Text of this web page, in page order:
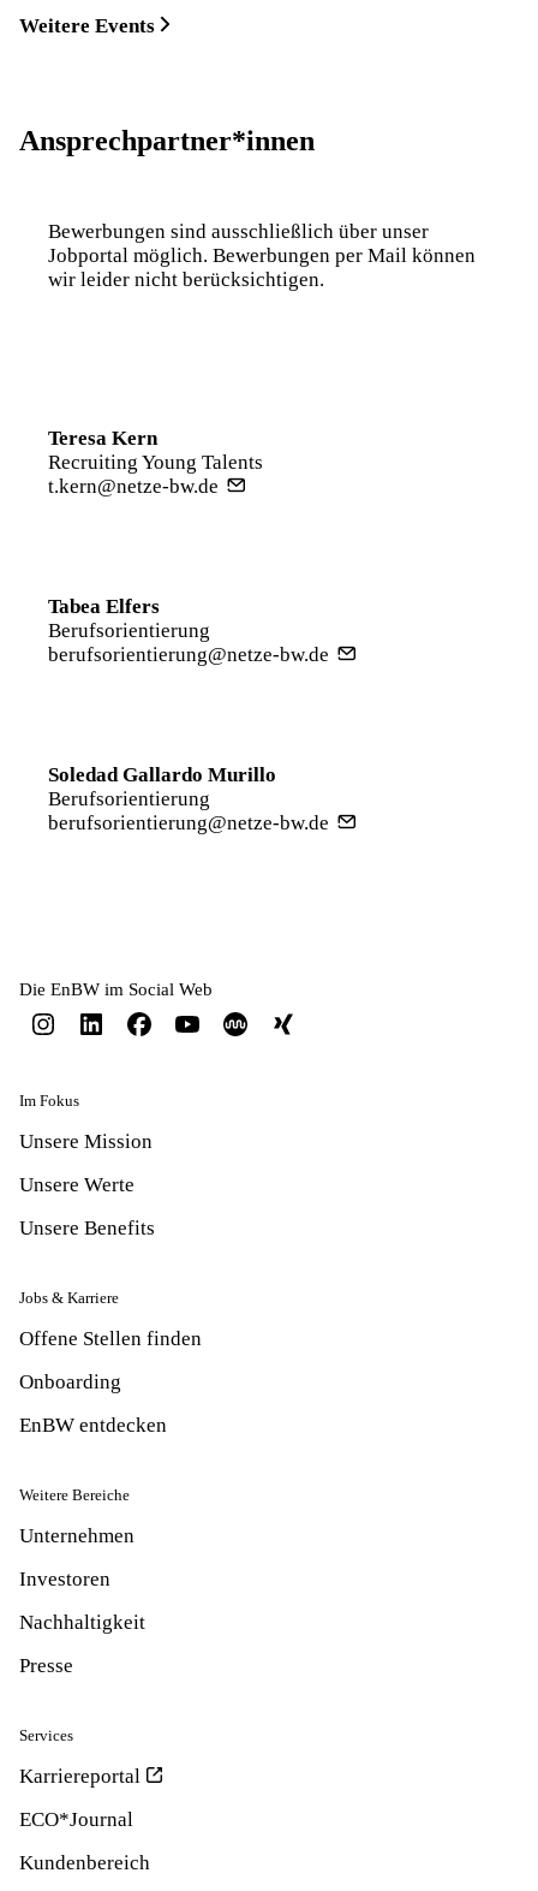
Weitere Events
Ansprechpartner*innen
Bewerbungen sind ausschließlich über unser
Jobportal möglich. Bewerbungen per Mail können
wir leider nicht berücksichtigen.
Teresa Kern
Recruiting Young Talents
t.kern@netze-bw.de
Tabea Elfers
Berufsorientierung
berufsorientierung@netze-bw.de
Soledad Gallardo Murillo
Berufsorientierung
berufsorientierung@netze-bw.de
Die EnBW im Social Web
Im Fokus
Unsere Mission
Unsere Werte
Unsere Benefits
Jobs & Karriere
Offene Stellen finden
Onboarding
EnBW entdecken
Weitere Bereiche
Unternehmen
Investoren
Nachhaltigkeit
Presse
Services
Karriereportal
ECO*Journal
Kundenbereich